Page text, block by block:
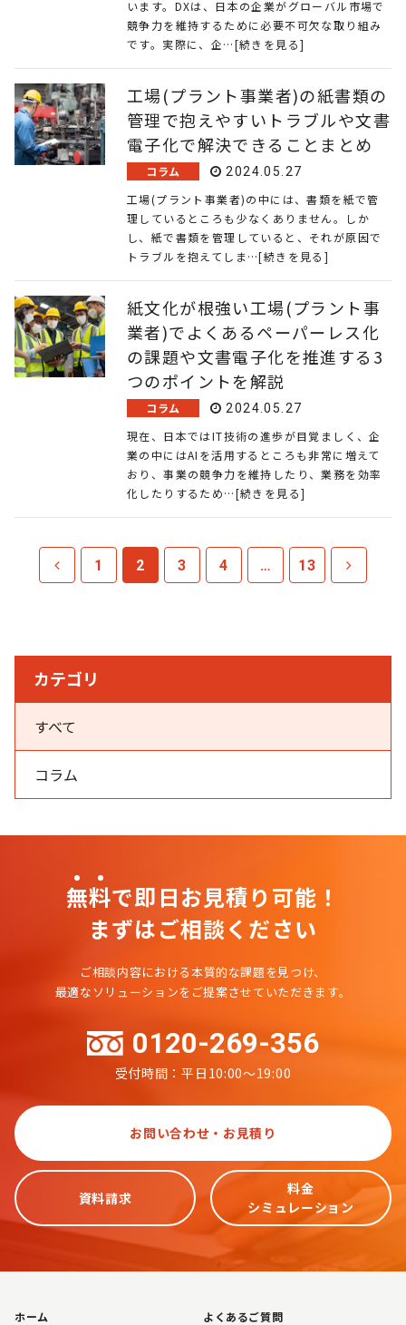
います。DXは、日本の企業がグローバル市場で
競争力を維持するために必要不可欠な取り組み
です。実際に、企…[続きを見る]
工場(プラント事業者)の紙書類の
管理で抱えやすいトラブルや文書
電子化で解決できることまとめ
コラム 2024.05.27
工場(プラント事業者)の中には、書類を紙で管
理しているところも少なくありません。しか
し、紙で書類を管理していると、それが原因で
トラブルを抱えてしま…[続きを見る]
紙文化が根強い工場(プラント事
業者)でよくあるペーパーレス化
の課題や文書電子化を推進する3
つのポイントを解説
コラム 2024.05.27
現在、日本ではIT技術の進歩が目覚ましく、企
業の中にはAIを活用するところも非常に増えて
おり、事業の競争力を維持したり、業務を効率
化したりするため…[続きを見る]
1 2 3 4 … 13
カテゴリ
すべて
コラム
無料で即日お見積り可能！
まずはご相談ください
ご相談内容における本質的な課題を見つけ、
最適なソリューションをご提案させていただきます。
0120-269-356
受付時間：平日10:00～19:00
お問い合わせ・お見積り
資料請求
料金
シミュレーション
ホーム よくあるご質問